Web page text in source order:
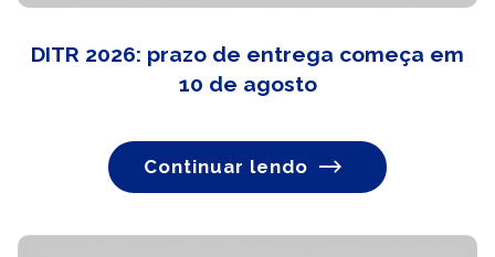
DITR 2026: prazo de entrega começa em
10 de agosto
Continuar lendo